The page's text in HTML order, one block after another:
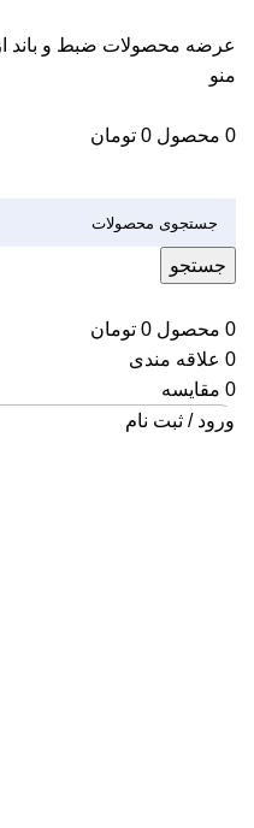
عرضه محصولات ضبط و باند از
منو
0 محصول 0 تومان
جستجو
0 محصول 0 تومان
0 علاقه مندی
0 مقایسه
ورود / ثبت نام